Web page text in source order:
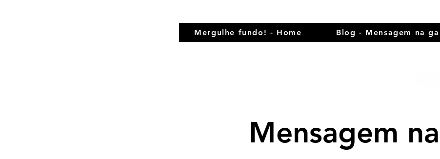
Mergulhe fundo! - Home Blog - Mensagem na
Mensagem